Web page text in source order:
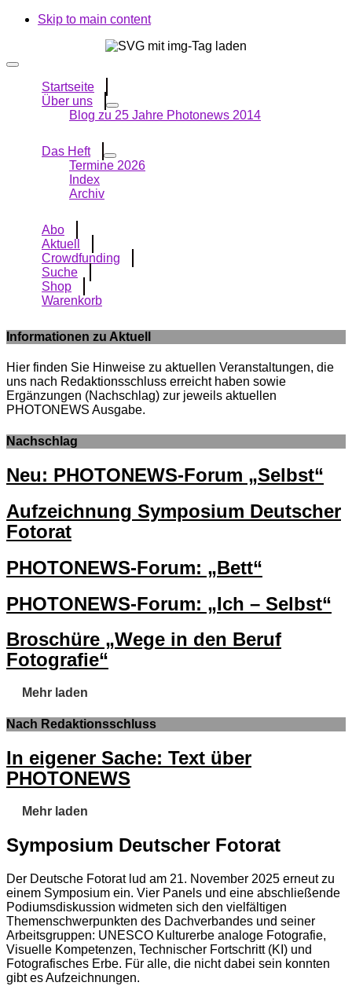
Skip to main content
Startseite
Über uns
Blog zu 25 Jahre Photonews 2014
Das Heft
Termine 2026
Index
Archiv
Abo
Aktuell
Crowdfunding
Suche
Shop
Warenkorb
Informationen zu Aktuell
Hier finden Sie Hinweise zu aktuellen Veranstaltungen, die
uns nach Redaktionsschluss erreicht haben sowie
Ergänzungen (Nachschlag) zur jeweils aktuellen
PHOTONEWS Ausgabe.
Nachschlag
Neu: PHOTONEWS-Forum „Selbst“
Aufzeichnung Symposium Deutscher
Fotorat
PHOTONEWS-Forum: „Bett“
PHOTONEWS-Forum: „Ich – Selbst“
Broschüre „Wege in den Beruf
Fotografie“
Mehr laden
Nach Redaktionsschluss
In eigener Sache: Text über
PHOTONEWS
Mehr laden
Symposium Deutscher Fotorat
Der Deutsche Fotorat lud am 21. November 2025 erneut zu
einem Symposium ein. Vier Panels und eine abschließende
Podiumsdiskussion widmeten sich den vielfältigen
Themenschwerpunkten des Dachverbandes und seiner
Arbeitsgruppen: UNESCO Kulturerbe analoge Fotografie,
Visuelle Kompetenzen, Technischer Fortschritt (KI) und
Fotografisches Erbe. Für alle, die nicht dabei sein konnten
gibt es Aufzeichnungen.